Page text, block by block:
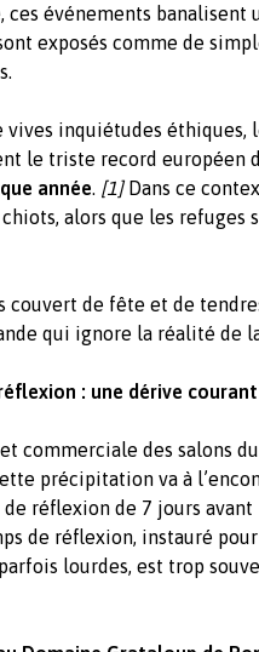
ces événements banalisent
exposés comme de
.
vives inquiétudes éthiques,
le triste record européen
année. [1] Dans ce
chiots, alors que les refuges
couvert de fête et de
qui ignore la réalité de
: une dérive
et commerciale des salons
précipitation va à
de réflexion de 7 jours
de réflexion, instauré
parfois lourdes, est trop